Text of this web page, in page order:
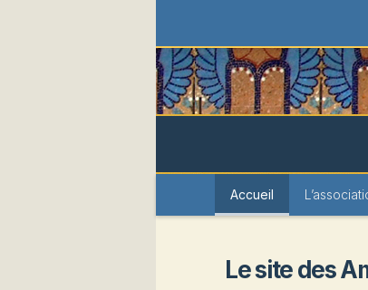
Les Amis
Aller
contenu
Aller
contenu
Accueil
Le site des